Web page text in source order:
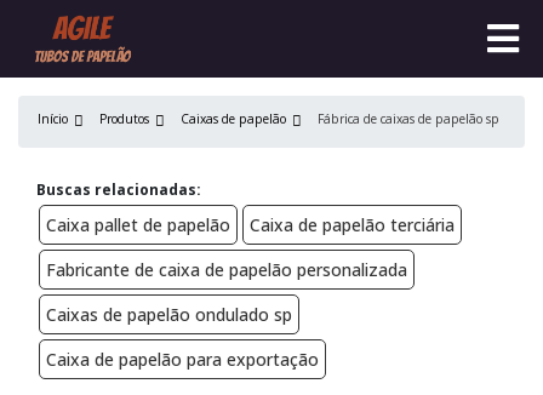
Início Produtos Caixas de papelão Fábrica de caixas de papelão sp
Buscas relacionadas:
Caixa pallet de papelão
Caixa de papelão terciária
Fabricante de caixa de papelão personalizada
Caixas de papelão ondulado sp
Caixa de papelão para exportação